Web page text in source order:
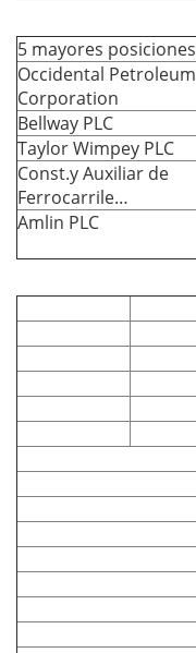
5 mayores posiciones
Occidental Petroleum
Corporation
Bellway PLC
Taylor Wimpey PLC
Const.y Auxiliar de
Ferrocarrile…
Amlin PLC